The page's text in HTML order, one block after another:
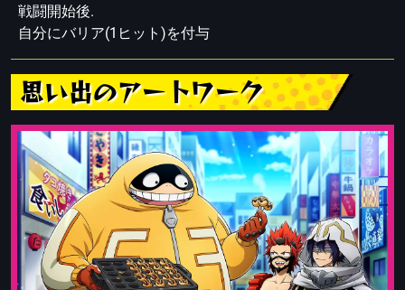
戦闘開始後.
自分にバリア(1ヒット)を付与
思い出のアートワーク